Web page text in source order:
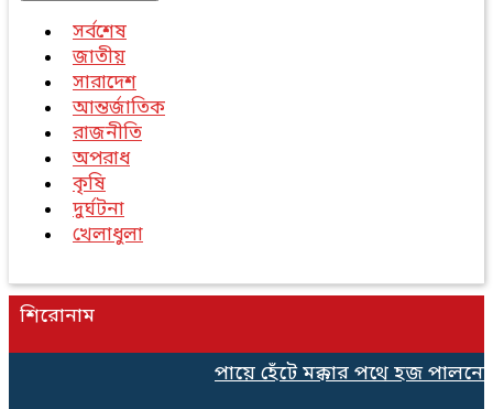
সর্বশেষ
জাতীয়
সারাদেশ
আন্তর্জাতিক
রাজনীতি
অপরাধ
কৃষি
দুর্ঘটনা
খেলাধুলা
শিরোনাম
পায়ে হেঁটে মক্কার পথে হজ